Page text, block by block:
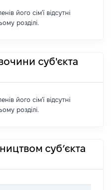
його сім'ї відсутні
розділі.
суб'єкта
його сім'ї відсутні
розділі.
суб’єкта